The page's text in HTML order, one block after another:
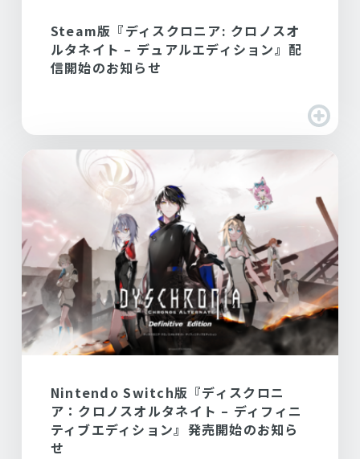
Steam版『ディスクロニア: クロノスオ
ルタネイト – デュアルエディション』配
信開始のお知らせ
Nintendo Switch版『ディスクロニ
ア：クロノスオルタネイト – ディフィニ
ティブエディション』発売開始のお知ら
せ